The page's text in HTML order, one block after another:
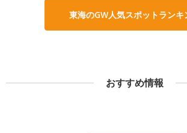
東海のGW人気スポットランキ
おすすめ情報